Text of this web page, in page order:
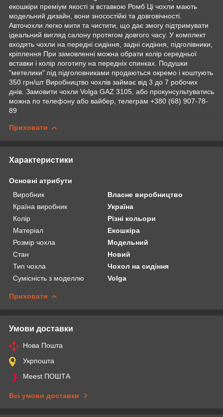
екошкіри преміум якості зі вставкою Ромб Ці чохли мають
модельний дизайн, вони зносостійкі та довговічності.
Авточохли легко мити та чистити, що дає змогу підтримувати
ідеальний вигляд салону протягом довгого часу. У комплект
входять чохли на передні сидіння, задні сидіння, підголівники,
кріплення При замовленні можна обрати колір середньої
вставки і колір логотипу на передніх спинках. Подушки
"метелики" під підголовниками продаються окремо і коштують
350 грн/шт Виробництво чохлів займає від 3 до 7 робочих
днів. Замовити чохли Volga GAZ 3105, або прокунсультуватись
можна по телефону або вайбер, телеграм +380 (68) 907-78-
89
Приховати
Характеристики
Основні атрибути
Виробник
Власне виробництво
Країна виробник
Україна
Колір
Різні кольори
Матеріал
Екошкіра
Розмір чохла
Модельний
Стан
Новий
Тип чохла
Чохол на сидіння
Сумісність з моделлю
Volga
Приховати
Умови доставки
Нова Пошта
Укрпошта
Meest ПОШТА
Всі умови доставки